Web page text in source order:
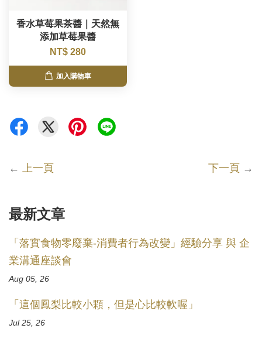
香水草莓果茶醬｜天然無
添加草莓果醬
NT$ 280
加入購物車
← 上一頁 下一頁 →
最新文章
「落實食物零廢棄-消費者行為改變」經驗分享 與 企
業溝通座談會
Aug 05, 26
「這個鳳梨比較小顆，但是心比較軟喔」
Jul 25, 26